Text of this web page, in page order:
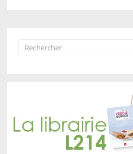
Formulaire de recherche